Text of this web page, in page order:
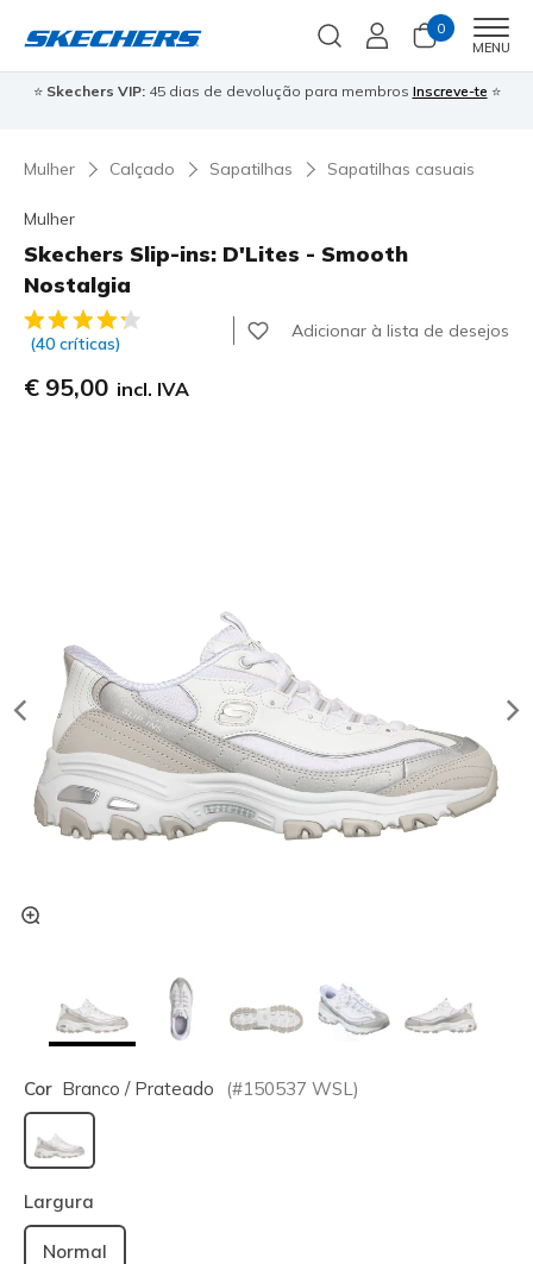
0
MENU
⭐ Skechers VIP:45 dias de devolução para membros Inscreve-te ⭐
Mulher Calçado Sapatilhas Sapatilhas casuais
Mulher
Skechers Slip-ins: D'Lites - Smooth
Nostalgia
5 de 5 – Classificação do cliente
(40 críticas)
Adicionar à lista de desejos
€ 95,00 incl. IVA
Cor Branco / Prateado (#150537 WSL )
selecionado
Largura
Normal